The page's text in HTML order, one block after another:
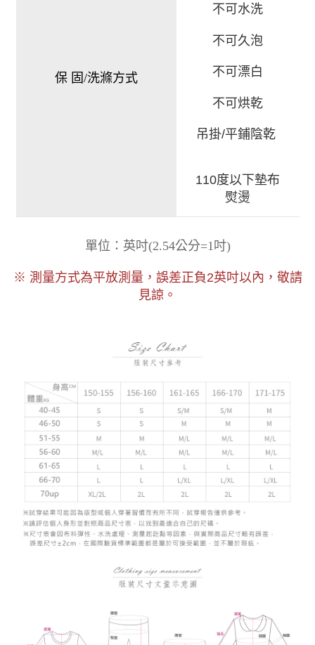
保 固/洗滌方式
不可水洗
不可久泡
不可漂白
不可烘乾
吊掛/平鋪陰乾
110度以下墊布
熨燙
單位：英吋(2.54公分=1吋)
※ 測量方式為平放測量，誤差正負2英吋以內，敬請
見諒。